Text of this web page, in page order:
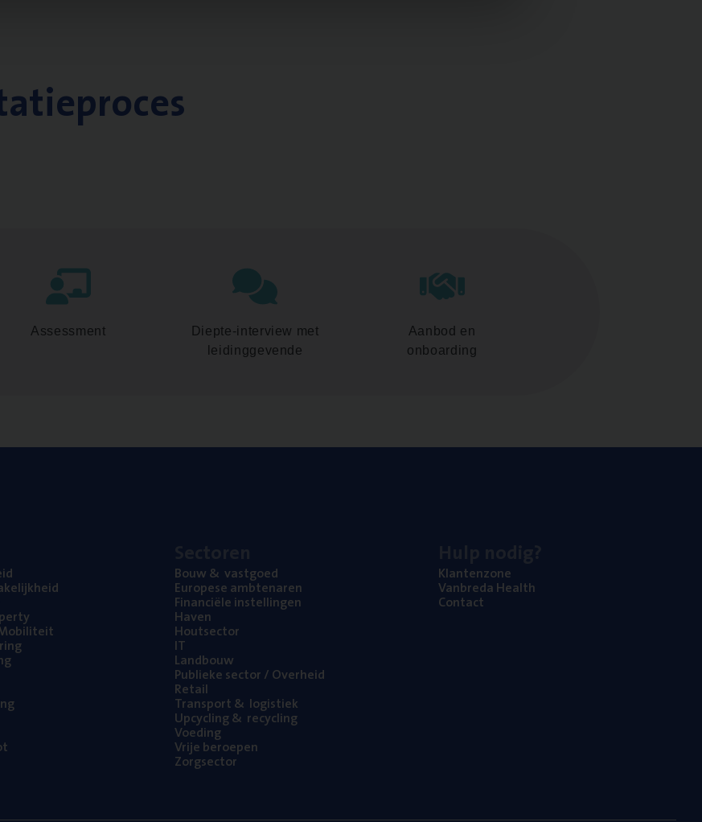
Assessment
Diepte-interview met
leidinggevende
Aanbod en
onboarding
Bouw& vastgoed
Euro­pe­se ambtenaren
Finan­ci­ë­le instellingen
Haven
Hout­sec­tor
IT
Land­bouw
Publie­ke sec­tor / Overheid
Retail
Trans­port& logistiek
Upcy­cling& recycling
Voe­ding
Vrije beroe­pen
Zorg­sec­tor
Klan­ten­zo­ne
Van­b­re­da Health
Con­tact